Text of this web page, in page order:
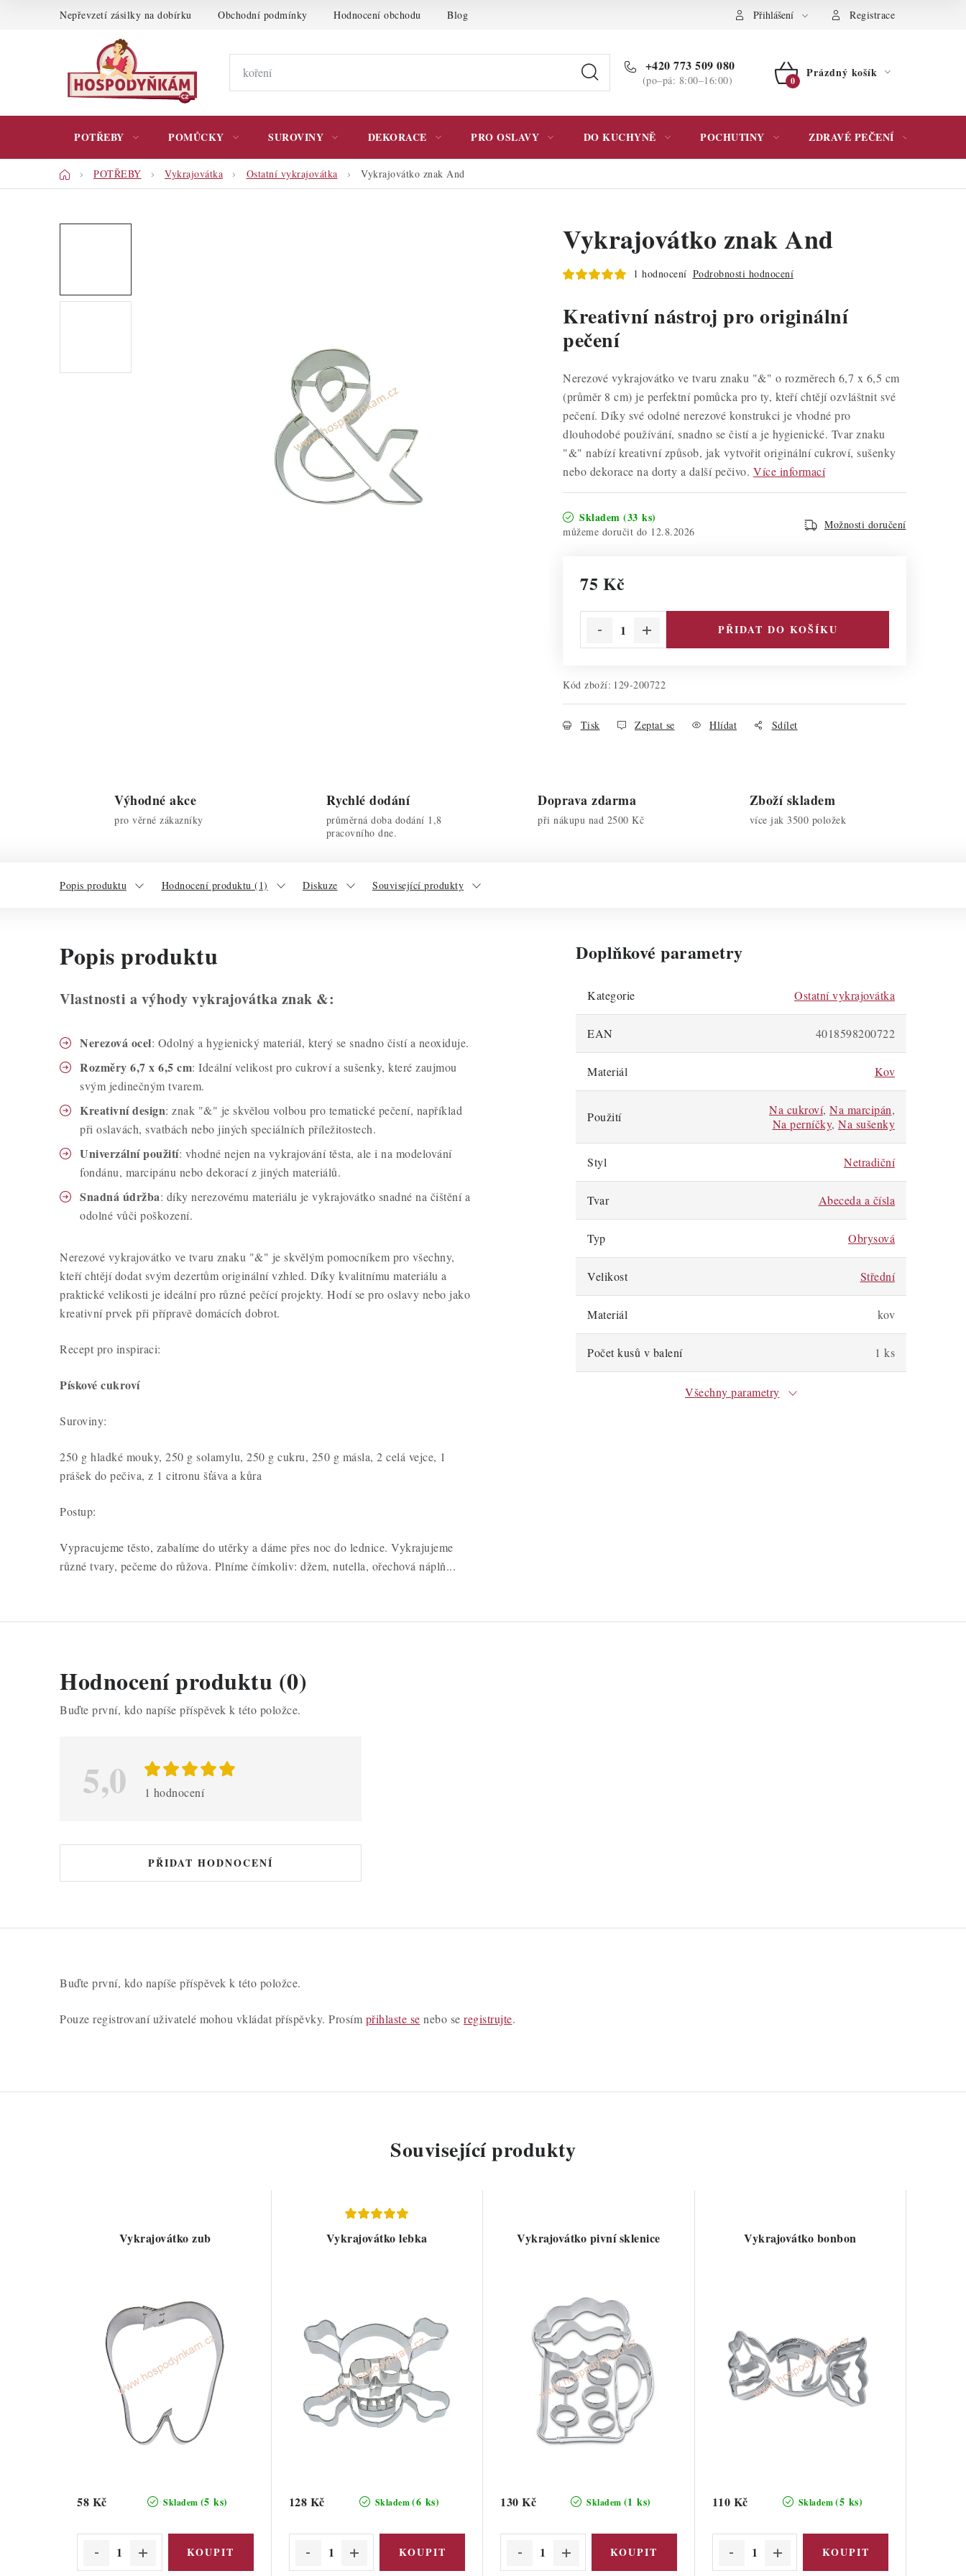
Nepřevzetí zásilky na dobírku Obchodní podmínky Hodnocení obchodu Blog Podmínky ochrany osobních údajů Přihlášení Registrace
+420 773 509 080
(po–pá: 8:00–16:00)
NÁKUPNÍ
Prázdný košík
POTŘEBY POMŮCKY SUROVINY DEKORACE PRO OSLAVY DO KUCHYNĚ POCHUTINY ZDRAVÉ PEČENÍ
DomůPOTŘEBY Vykrajovátka Ostatní vykrajovátka Vykrajovátko znak And
Vykrajovátko znak And
1 hodnocení Podrobnosti hodnocení
Kreativní nástroj pro originální
pečení
Nerezové vykrajovátko ve tvaru znaku "&" o rozměrech 6,7 x 6,5 cm
(průměr 8 cm) je perfektní pomůcka pro ty, kteří chtějí ozvláštnit své
pečení. Díky své odolné nerezové konstrukci je vhodné pro
dlouhodobé používání, snadno se čistí a je hygienické. Tvar znaku
"&" nabízí kreativní způsob, jak vytvořit originální cukroví, sušenky
nebo dekorace na dorty a další pečivo. Více informací
Skladem (33 ks)
12.8.2026
Možnosti doručení
75 Kč
PŘIDAT DO KOŠÍKU
Kód zboží: 129-200722
Tisk Zeptat se Hlídat Sdílet
Výhodné akce
pro věrné zákazníky
Rychlé dodání
průměrná doba dodání 1,8
pracovního dne.
Doprava zdarma
při nákupu nad 2500 Kč
Zboží skladem
více jak 3500 položek
Popis produktu Hodnocení produktu (1) Diskuze Související produkty
Popis produktu
Vlastnosti a výhody vykrajovátka znak &:
Nerezová ocel: Odolný a hygienický materiál, který se snadno čistí a neoxiduje.
Rozměry 6,7 x 6,5 cm: Ideální velikost pro cukroví a sušenky, které zaujmou
svým jedinečným tvarem.
Kreativní design: znak "&" je skvělou volbou pro tematické pečení, například
při oslavách, svatbách nebo jiných speciálních příležitostech.
Univerzální použití: vhodné nejen na vykrajování těsta, ale i na modelování
fondánu, marcipánu nebo dekorací z jiných materiálů.
Snadná údržba: díky nerezovému materiálu je vykrajovátko snadné na čištění a
odolné vůči poškození.
Nerezové vykrajovátko ve tvaru znaku "&" je skvělým pomocníkem pro všechny,
kteří chtějí dodat svým dezertům originální vzhled. Díky kvalitnímu materiálu a
praktické velikosti je ideální pro různé pečící projekty. Hodí se pro oslavy nebo jako
kreativní prvek při přípravě domácích dobrot.
Recept pro inspiraci:
Pískové cukroví
Suroviny:
250 g hladké mouky, 250 g solamylu, 250 g cukru, 250 g másla, 2 celá vejce, 1
prášek do pečiva, z 1 citronu šťáva a kůra
Postup:
Vypracujeme těsto, zabalíme do utěrky a dáme přes noc do lednice. Vykrajujeme
různé tvary, pečeme do růžova. Plníme čímkoliv: džem, nutella, ořechová náplň...
Doplňkové parametry
Kategorie Ostatní vykrajovátka
EAN 4018598200722
Materiál Kov
Použití Na cukroví, Na marcipán,
Na perníčky, Na sušenky
Styl Netradiční
Tvar Abeceda a čísla
Typ Obrysová
Velikost Střední
Materiál kov
Počet kusů v balení 1 ks
Všechny parametry
Hodnocení produktu (0)
Buďte první, kdo napíše příspěvek k této položce.
5,0 1 hodnocení
PŘIDAT HODNOCENÍ
V
ý
d
í
Buďte první, kdo napíše příspěvek k této položce.
Pouze registrovaní uživatelé mohou vkládat příspěvky. Prosím přihlaste se nebo se registrujte.
Související produkty
Vykrajovátko zub
Skladem (5 ks)
58 Kč
Vykrajovátko lebka
Skladem(6 ks)
128 Kč
Vykrajovátko pivní sklenice
Skladem (1 ks)
130 Kč
Vykrajovátko bonbon
Skladem(5 ks)
110 Kč